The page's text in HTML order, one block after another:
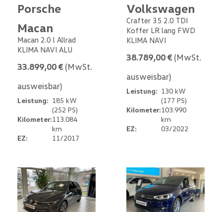
Porsche
Macan
Macan 2.0 l Allrad
KLIMA NAVI ALU
33.899,00 € (MwSt.
ausweisbar)
Leistung: 185 kW
(252 PS)
Kilometer:113.084
km
EZ:
11/2017
Volkswagen
Crafter 35 2.0 TDI
Koffer LR lang FWD
KLIMA NAVI
38.789,00 € (MwSt.
ausweisbar)
Leistung: 130 kW
(177 PS)
Kilometer:103.990
km
EZ:
03/2022